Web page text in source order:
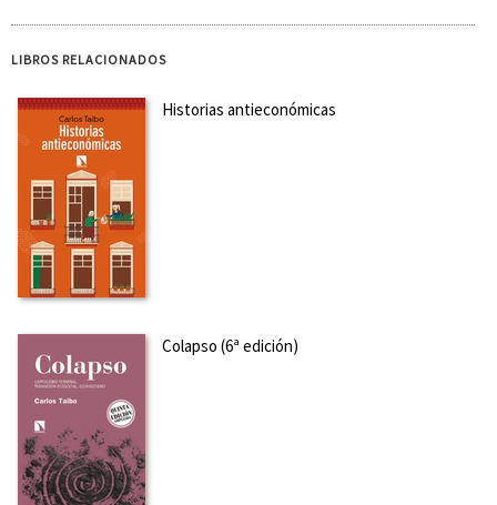
LIBROS RELACIONADOS
Historias antieconómicas
Colapso (6ª edición)